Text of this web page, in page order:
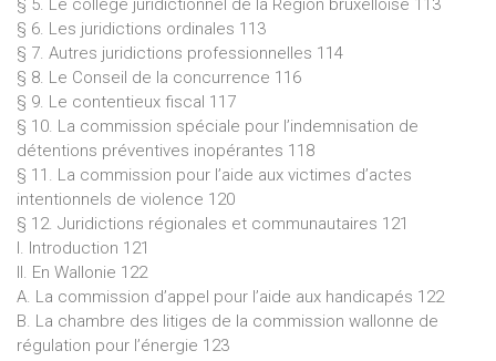
§ 6. Les juridictions ordinales 113
§ 7. Autres juridictions professionnelles 114
§ 8. Le Conseil de la concurrence 116
§ 9. Le contentieux fiscal 117
§ 10. La commission spéciale pour l’indemnisation de
détentions préventives inopérantes 118
§ 11. La commission pour l’aide aux victimes d’actes
intentionnels de violence 120
§ 12. Juridictions régionales et communautaires 121
I. Introduction 121
II. En Wallonie 122
A. La commission d’appel pour l’aide aux handicapés 122
B. La chambre des litiges de la commission wallonne de
régulation pour l’énergie 123